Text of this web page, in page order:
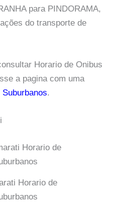
para PINDORAMA,
do transporte de
Horario de Onibus
a pagina com uma
Suburbanos.
Horario de